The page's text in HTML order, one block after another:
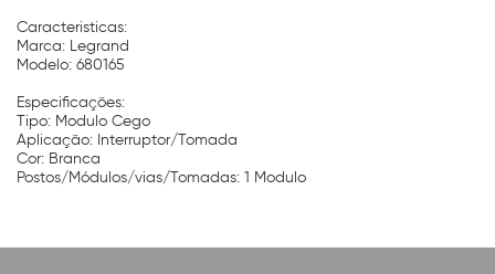
Caracteristicas:
Marca: Legrand
Modelo: 680165
Especificações:
Tipo: Modulo Cego
Aplicação: Interruptor/Tomada
Cor: Branca
Postos/Módulos/vias/Tomadas: 1 Modulo